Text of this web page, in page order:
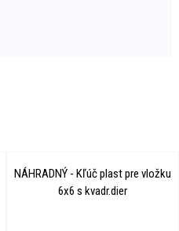
NÁHRADNÝ - Kľúč plast pre vložku
6x6 s kvadr.dier